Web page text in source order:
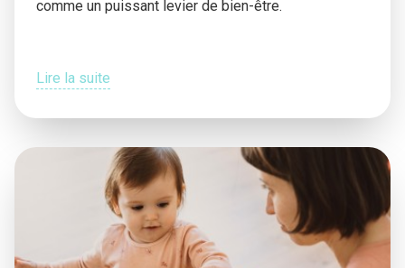
comme un puissant levier de bien-être.
Lire la suite